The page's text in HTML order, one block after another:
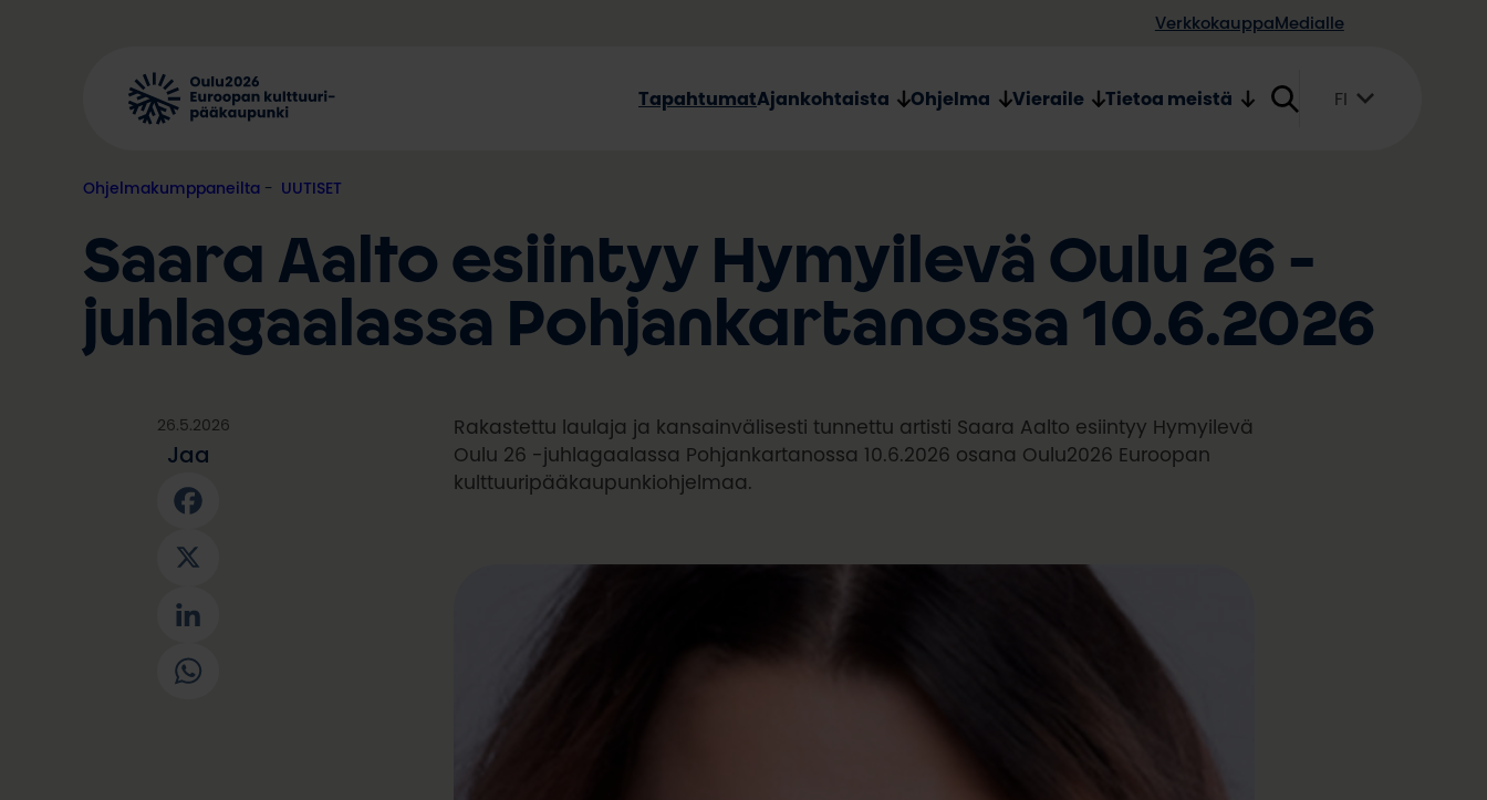
Verkkokauppa Medialle
TapahtumatAjankohtaista Ohjelma Vieraile Tietoa meistä FI
Ohjelmakumppaneilta UUTISET
Saara Aalto esiintyy Hymyilevä Oulu 26 -
juhlagaalassa Pohjankartanossa 10.6.2026
26.5.2026
Jaa
Facebook
X
LinkedIn
WhatsApp
Rakastettu laulaja ja kansainvälisesti tunnettu artisti Saara Aalto esiintyy Hymyilevä
Oulu 26 -juhlagaalassa Pohjankartanossa 10.6.2026 osana Oulu2026 Euroopan
kulttuuripääkaupunkiohjelmaa.